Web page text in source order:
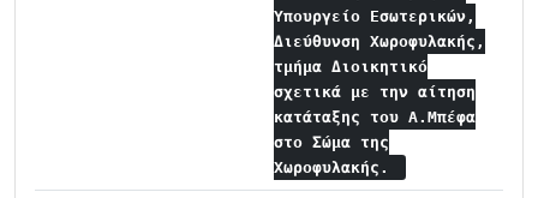
Υπουργείο Εσωτερικών,
Διεύθυνση Χωροφυλακής,
τμήμα Διοικητικό
σχετικά με την αίτηση
κατάταξης του Α.Μπέφα
στο Σώμα της
Χωροφυλακής.